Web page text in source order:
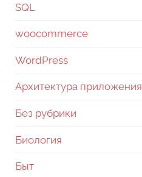
SQL
woocommerce
WordPress
Архитектура приложения
Без рубрики
Биология
Быт